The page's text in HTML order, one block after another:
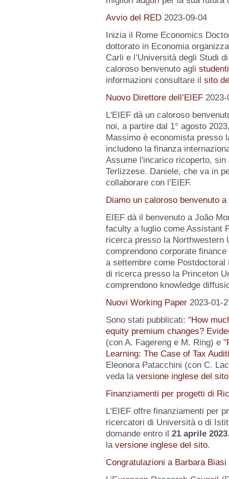
Avvio del RED 2023-09-04
Inizia il Rome Economics
dottorato in Economia
Carli e l’Università degli Studi
caloroso benvenuto agli
informazioni consultare il sito
Nuovo Direttore dell’EIEF 2023-
L'EIEF dà un caloroso
noi, a partire dal 1° agosto
Massimo è economista presso
includono la finanza
Assume l'incarico ricoperto, sin
Terlizzese. Daniele, che va in
collaborare con l’EIEF.
Diamo un caloroso benvenuto
EIEF dà il benvenuto a João
faculty a luglio come Assistant
ricerca presso la
comprendono corporate
a settembre come
di ricerca presso la Princeton
comprendono knowledge
Nuovi Working Paper 2023-01-
Sono stati pubblicati: "How
equity premium changes?
(con A. Fagereng e M. Ring) e "
Learning: The Case of Tax
Eleonora Patacchini (con C.
veda la versione inglese del sito
Finanziamenti per progetti di
L’EIEF offre finanziamenti per
ricercatori di Università o di
domande entro il 21 aprile 2023
la versione inglese del sito.
Congratulazioni a Barbara Biasi